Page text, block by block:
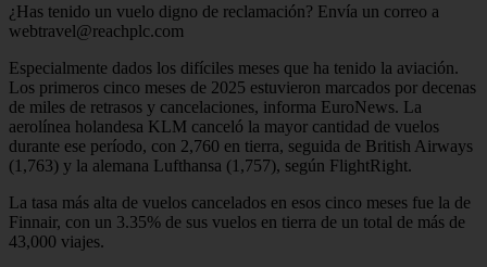
¿Has tenido un vuelo digno de reclamación? Envía un correo a
webtravel@reachplc.com
Especialmente dados los difíciles meses que ha tenido la aviación.
Los primeros cinco meses de 2025 estuvieron marcados por decenas
de miles de retrasos y cancelaciones, informa EuroNews. La
aerolínea holandesa KLM canceló la mayor cantidad de vuelos
durante ese período, con 2,760 en tierra, seguida de British Airways
(1,763) y la alemana Lufthansa (1,757), según FlightRight.
La tasa más alta de vuelos cancelados en esos cinco meses fue la de
Finnair, con un 3.35% de sus vuelos en tierra de un total de más de
43,000 viajes.